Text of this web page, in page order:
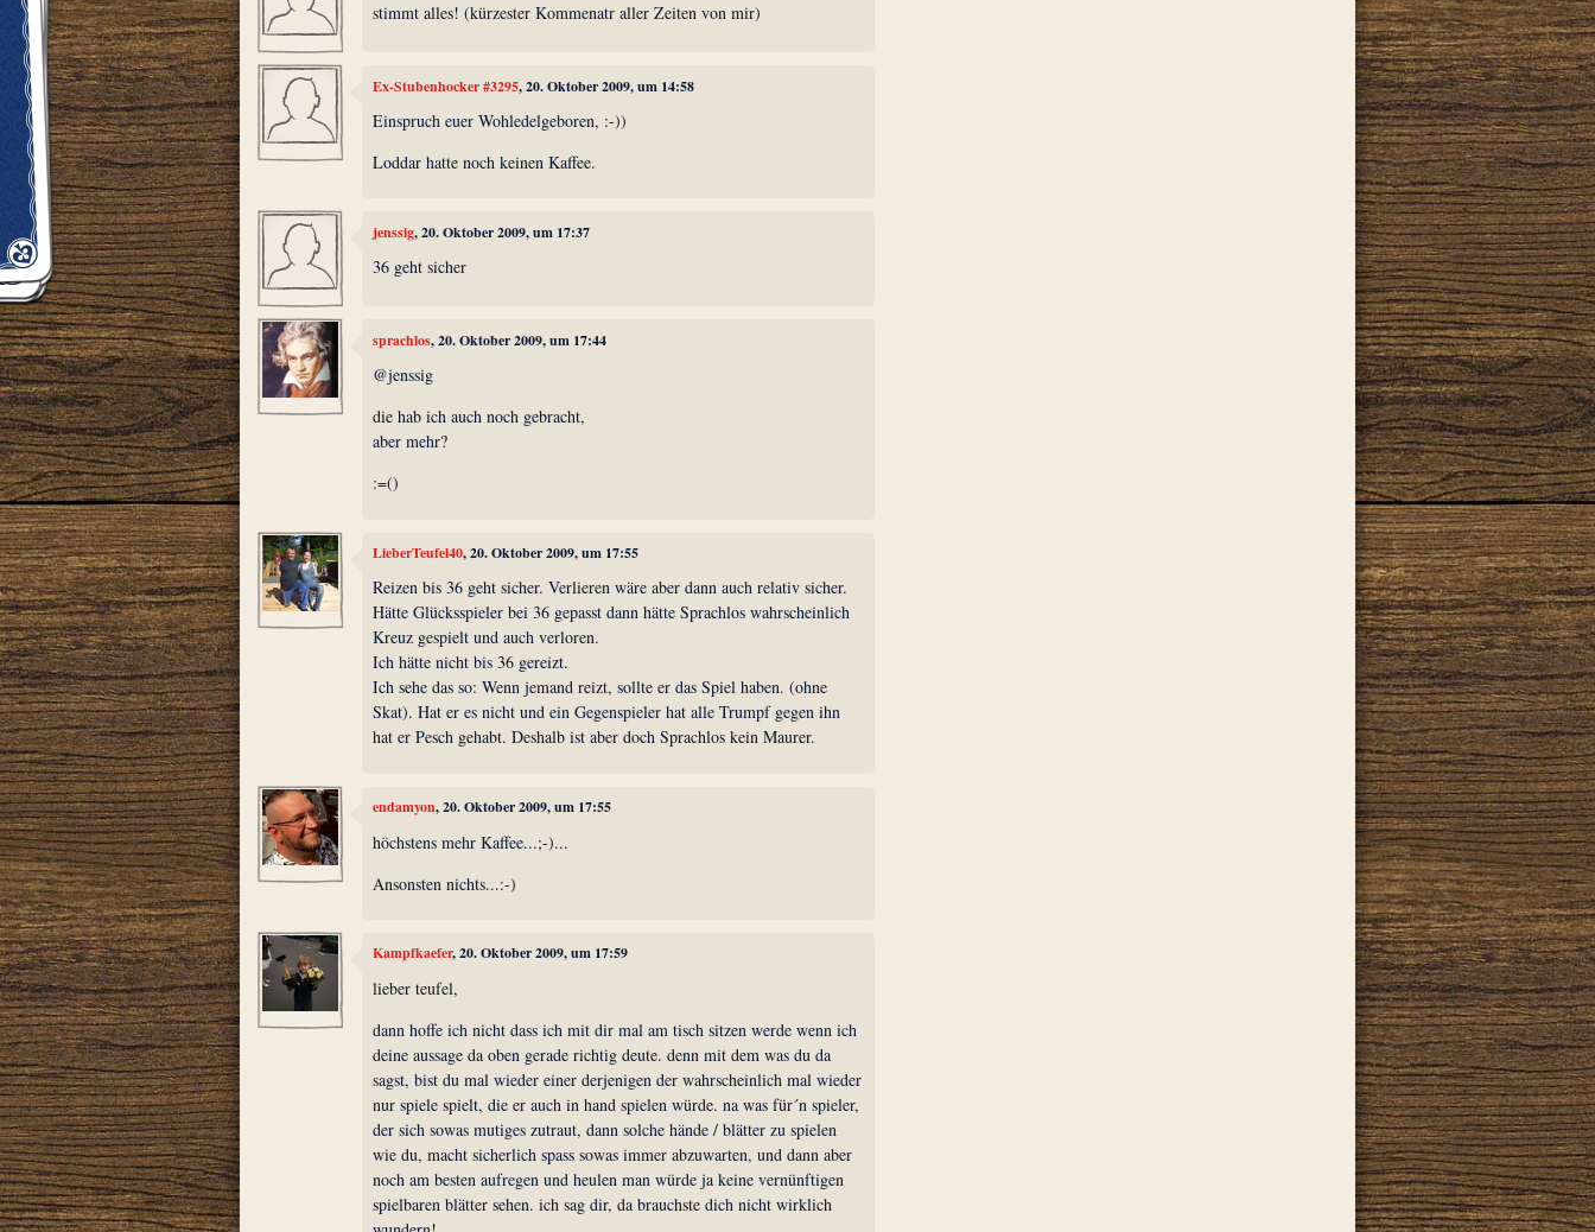
stimmt alles! (kürzester Kommenatr aller Zeiten von mir)
Ex-Stubenhocker #3295, 20. Oktober 2009, um 14:58
Einspruch euer Wohledelgeboren, :-))
Loddar hatte noch keinen Kaffee.
jenssig, 20. Oktober 2009, um 17:37
36 geht sicher
sprachlos, 20. Oktober 2009, um 17:44
@jenssig
die hab ich auch noch gebracht,
aber mehr?
:=()
LieberTeufel40, 20. Oktober 2009, um 17:55
Reizen bis 36 geht sicher. Verlieren wäre aber dann auch relativ sicher.
Hätte Glücksspieler bei 36 gepasst dann hätte Sprachlos wahrscheinlich
Kreuz gespielt und auch verloren.
Ich hätte nicht bis 36 gereizt.
Ich sehe das so: Wenn jemand reizt, sollte er das Spiel haben. (ohne
Skat). Hat er es nicht und ein Gegenspieler hat alle Trumpf gegen ihn
hat er Pesch gehabt. Deshalb ist aber doch Sprachlos kein Maurer.
endamyon, 20. Oktober 2009, um 17:55
höchstens mehr Kaffee...;-)...
Ansonsten nichts...:-)
Kampfkaefer, 20. Oktober 2009, um 17:59
lieber teufel,
dann hoffe ich nicht dass ich mit dir mal am tisch sitzen werde wenn ich
deine aussage da oben gerade richtig deute. denn mit dem was du da
sagst, bist du mal wieder einer derjenigen der wahrscheinlich mal wieder
nur spiele spielt, die er auch in hand spielen würde. na was für´n spieler,
der sich sowas mutiges zutraut, dann solche hände / blätter zu spielen
wie du, macht sicherlich spass sowas immer abzuwarten, und dann aber
noch am besten aufregen und heulen man würde ja keine vernünftigen
spielbaren blätter sehen. ich sag dir, da brauchste dich nicht wirklich